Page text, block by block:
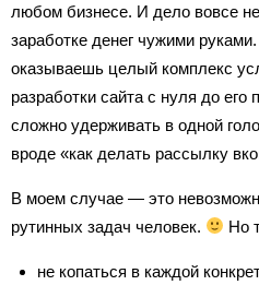
любом бизнесе. И дело вовсе
заработке денег чужими
оказываешь целый комплекс
разработки сайта с нуля до
сложно удерживать в одной
вроде «как делать рассылку
В моем случае — это
рутинных задач человек.
Но
не копаться в каждой